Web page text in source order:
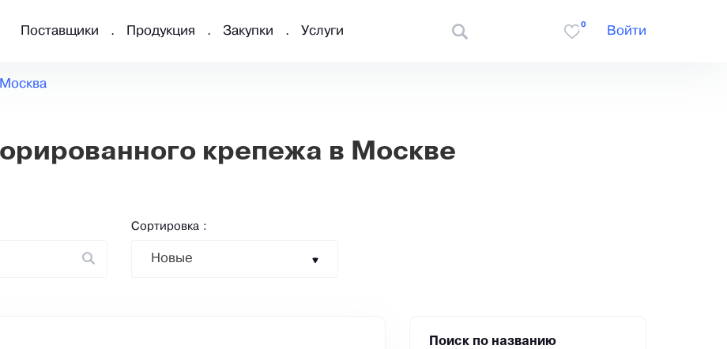
Поставщики Продукция Закупки Услуги
0
Войти
Москва
крепежа в Москве
Сортировка :
Новые
Поиск по названию